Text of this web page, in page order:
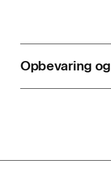
Opbevaring
Timer pr. dag